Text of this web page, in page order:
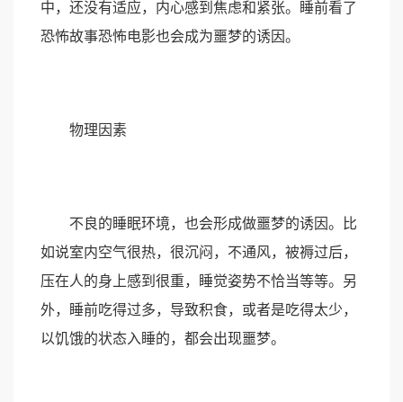
中，还没有适应，内心感到焦虑和紧张。睡前看了
恐怖故事恐怖电影也会成为噩梦的诱因。
物理因素
不良的睡眠环境，也会形成做噩梦的诱因。比
如说室内空气很热，很沉闷，不通风，被褥过后，
压在人的身上感到很重，睡觉姿势不恰当等等。另
外，睡前吃得过多，导致积食，或者是吃得太少，
以饥饿的状态入睡的，都会出现噩梦。